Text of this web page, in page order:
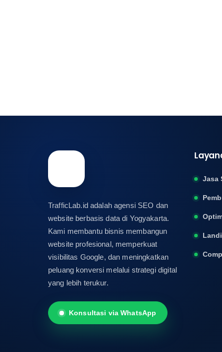
TrafficLab.id adalah agensi SEO dan
website berbasis data di Yogyakarta.
Kami membantu bisnis membangun
website profesional, memperkuat
visibilitas Google, dan meningkatkan
peluang konversi melalui strategi digital
yang lebih terukur.
Konsultasi via WhatsApp
Jasa